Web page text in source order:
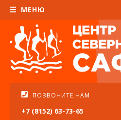
МЕНЮ
ПОЗВОНИТЕ НАМ
+7 (8152) 63-73-65